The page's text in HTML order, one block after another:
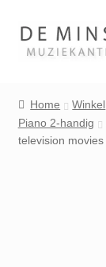
Ga
door
Ga
naar
Contact
Home Winkel
Piano 2-handig
television movies